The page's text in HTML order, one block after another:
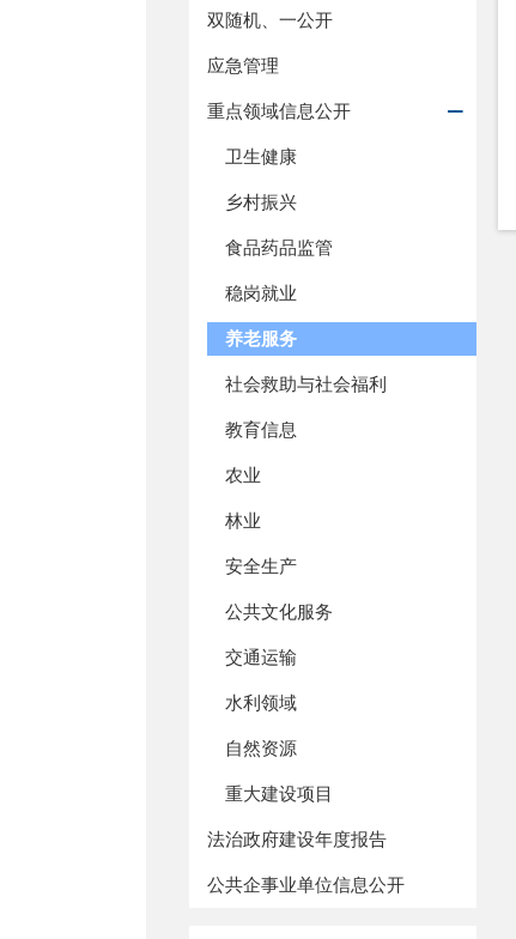
双随机、一公开
应急管理
重点领域信息公开
卫生健康
乡村振兴
食品药品监管
稳岗就业
养老服务
社会救助与社会福利
教育信息
农业
林业
安全生产
公共文化服务
交通运输
水利领域
自然资源
重大建设项目
法治政府建设年度报告
公共企事业单位信息公开